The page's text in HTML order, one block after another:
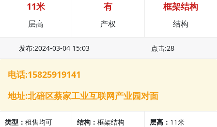
11米
层高
有
产权
框架结构
结构
发布:2024-03-04 15:03 点击:28
电话:15825919141
地址:北碚区蔡家工业互联网产业园对面
类型： 租售均可 结构：框架结构 层高： 11米